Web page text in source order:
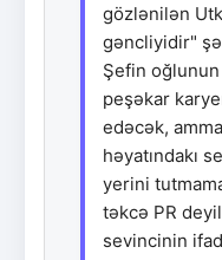
gözlənilən
gəncliyidir"
Şefin
peşəkar
edəcək,
həyatındakı
yerini
təkcə PR
sevincinin